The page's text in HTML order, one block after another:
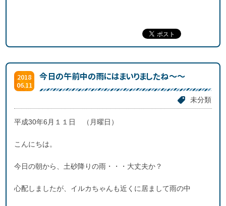
2018
06.11
今日の午前中の雨にはまいりましたね～～
未分類
平成30年6月１１日 （月曜日）
こんにちは。
今日の朝から、土砂降りの雨・・・大丈夫か？
心配しましたが、イルカちゃんも近くに居まして雨の中